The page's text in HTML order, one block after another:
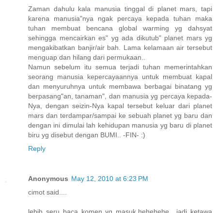
Zaman dahulu kala manusia tinggal di planet mars, tapi
karena manusia"nya ngak percaya kepada tuhan maka
tuhan membuat bencana global warming yg dahsyat
sehingga mencairkan es" yg ada dikutub" planet mars yg
mengakibatkan banjir/air bah. Lama kelamaan air tersebut
menguap dan hilang dari permukaan..
Namun sebelum itu semua terjadi tuhan memerintahkan
seorang manusia kepercayaannya untuk membuat kapal
dan menyuruhnya untuk membawa berbagai binatang yg
berpasang"an, tanaman", dan manusia yg percaya kepada-
Nya, dengan seizin-Nya kapal tersebut keluar dari planet
mars dan terdampar/sampai ke sebuah planet yg baru dan
dengan ini dimulai lah kehidupan manusia yg baru di planet
biru yg disebut dengan BUMI.. -FIN- :)
Reply
Anonymous May 12, 2010 at 6:23 PM
cimot said....